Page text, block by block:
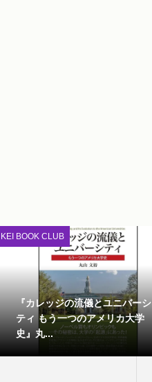
KEI BOOK CLUB
『カレッジの流儀とユニバーシ
ティ もう一つのアメリカ大学
史』丸...